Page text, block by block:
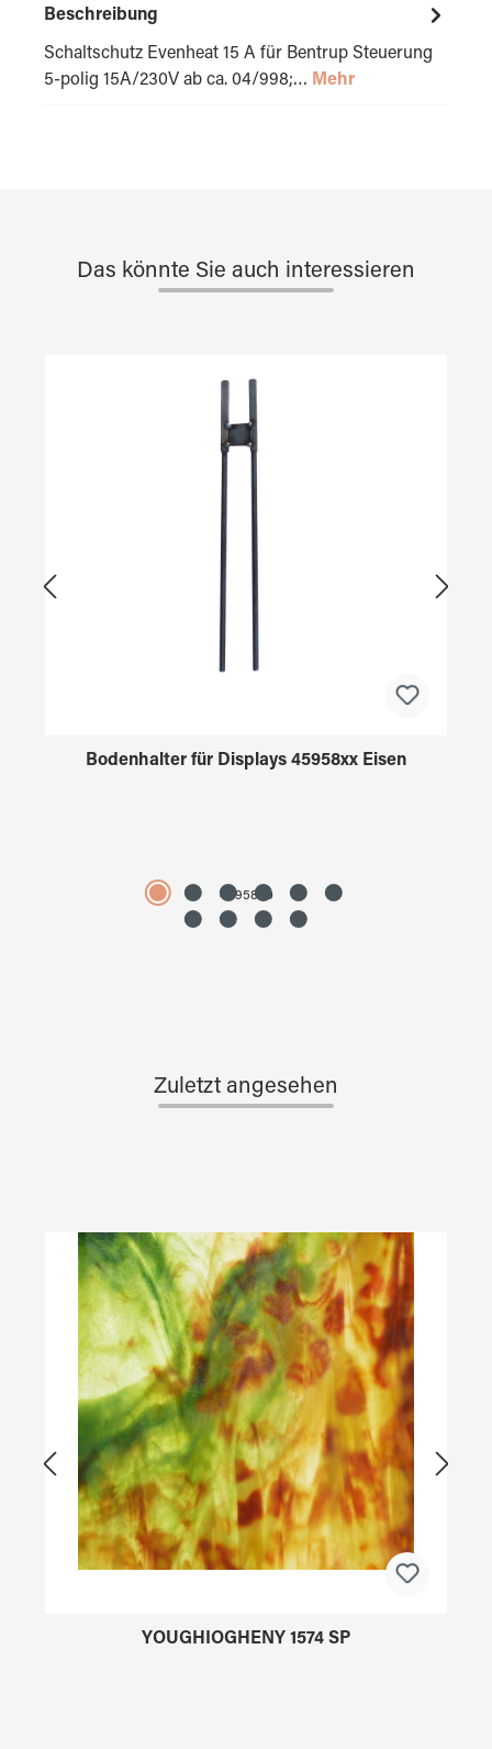
Beschreibung
Schaltschutz Evenheat 15 A für Bentrup Steuerung
5-polig 15A/230V ab ca. 04/998;… Mehr
Das könnte Sie auch interessieren
Bodenhalter für Displays 45958xx Eisen
4595890
Zuletzt angesehen
Produktgalerie überspringen
YOUGHIOGHENY 1574 SP